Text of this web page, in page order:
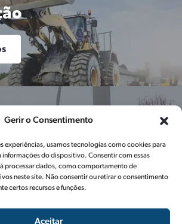
Gerir o Consentimento
experiências, usamos tecnologias como cookies para
informações do dispositivo. Consentir com essas
processar dados, como comportamento de
neste site. Não consentir ou retirar o consentimento
certos recursos e funções.
Aceitar